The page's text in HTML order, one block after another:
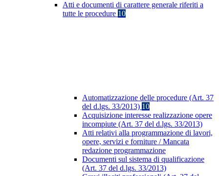
Atti e documenti di carattere generale riferiti a
tutte le procedure 10
Automatizzazione delle procedure (Art. 37
del d.lgs. 33/2013) 10
Acquisizione interesse realizzazione opere
incompiute (Art. 37 del d.lgs. 33/2013)
Atti relativi alla programmazione di lavori,
opere, servizi e forniture / Mancata
redazione programmazione
Documenti sul sistema di qualificazione
(Art. 37 del d.lgs. 33/2013)